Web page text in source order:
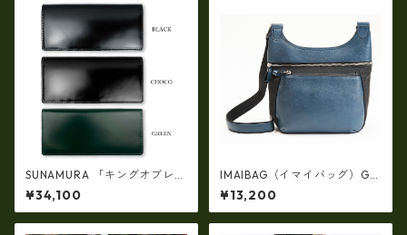
SUNAMURA 「キングオブレザ
ー」、「革のダイヤモンド」
高級レザー コードバン 長札入
れ・長財布(日本製) ly-1000
¥34,100
IMAIBAG（イマイバッグ）GE
NOVA斜め掛けメッセンジャー
ショルダー（日本製）ri-2747
¥13,200